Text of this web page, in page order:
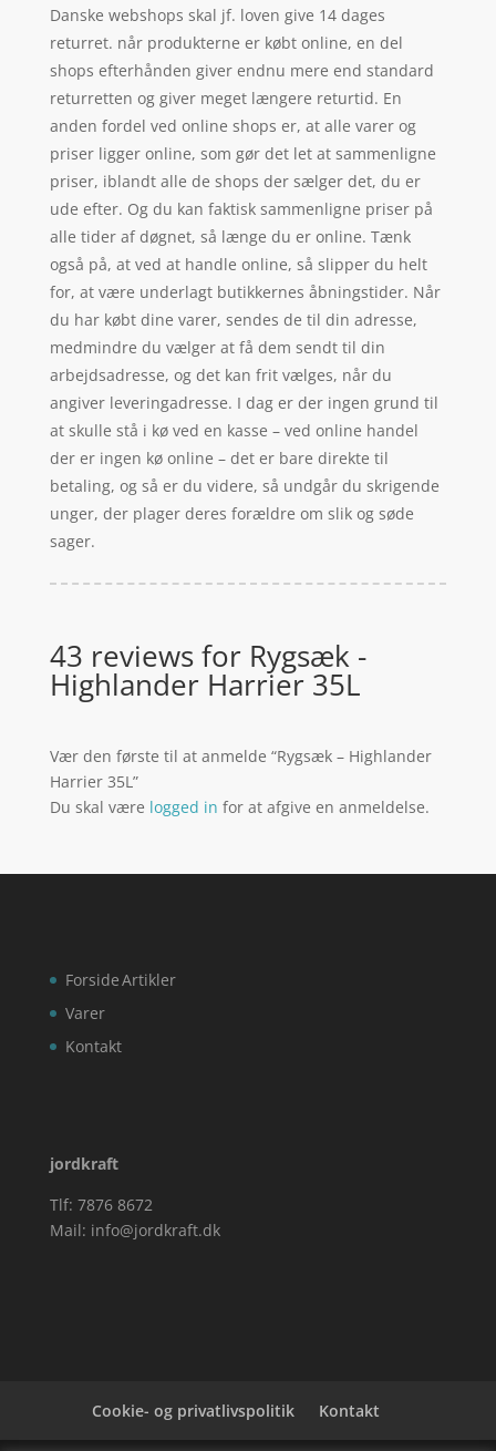
Danske webshops skal jf. loven give 14 dages
returret. når produkterne er købt online, en del
shops efterhånden giver endnu mere end standard
returretten og giver meget længere returtid. En
anden fordel ved online shops er, at alle varer og
priser ligger online, som gør det let at sammenligne
priser, iblandt alle de shops der sælger det, du er
ude efter. Og du kan faktisk sammenligne priser på
alle tider af døgnet, så længe du er online. Tænk
også på, at ved at handle online, så slipper du helt
for, at være underlagt butikkernes åbningstider. Når
du har købt dine varer, sendes de til din adresse,
medmindre du vælger at få dem sendt til din
arbejdsadresse, og det kan frit vælges, når du
angiver leveringadresse. I dag er der ingen grund til
at skulle stå i kø ved en kasse – ved online handel
der er ingen kø online – det er bare direkte til
betaling, og så er du videre, så undgår du skrigende
unger, der plager deres forældre om slik og søde
sager.
43 reviews for Rygsæk -
Highlander Harrier 35L
Vær den første til at anmelde “Rygsæk – Highlander
Harrier 35L”
Du skal være logged in for at afgive en anmeldelse.
Forside
Varer
Kontakt
Artikler
jordkraft
Tlf: 7876 8672
Mail: info@jordkraft.dk
Cookie- og privatlivspolitik Kontakt